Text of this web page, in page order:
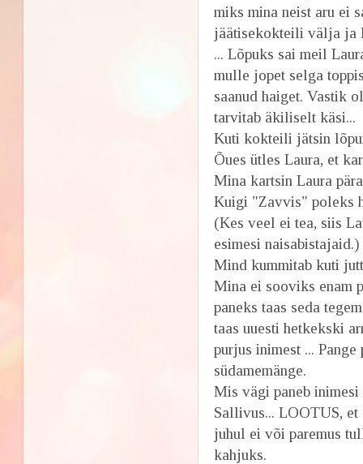
miks mina neist aru ei
jäätisekokteili välja ja
... Lõpuks sai meil
mulle jopet selga
saanud haiget. Vastik
tarvitab äkiliselt käsi...
Kuti kokteili jätsin
Õues ütles Laura, et
Mina kartsin Laura
Kuigi "Zavvis" poleks
(Kes veel ei tea, siis
esimesi naisabistajaid.)
Mind kummitab kuti
Mina ei sooviks enam
paneks taas seda
taas uuesti hetkekski
purjus inimest ...
südamemänge.
Mis vägi paneb
Sallivus... LOOTUS,
juhul ei või paremus
kahjuks.